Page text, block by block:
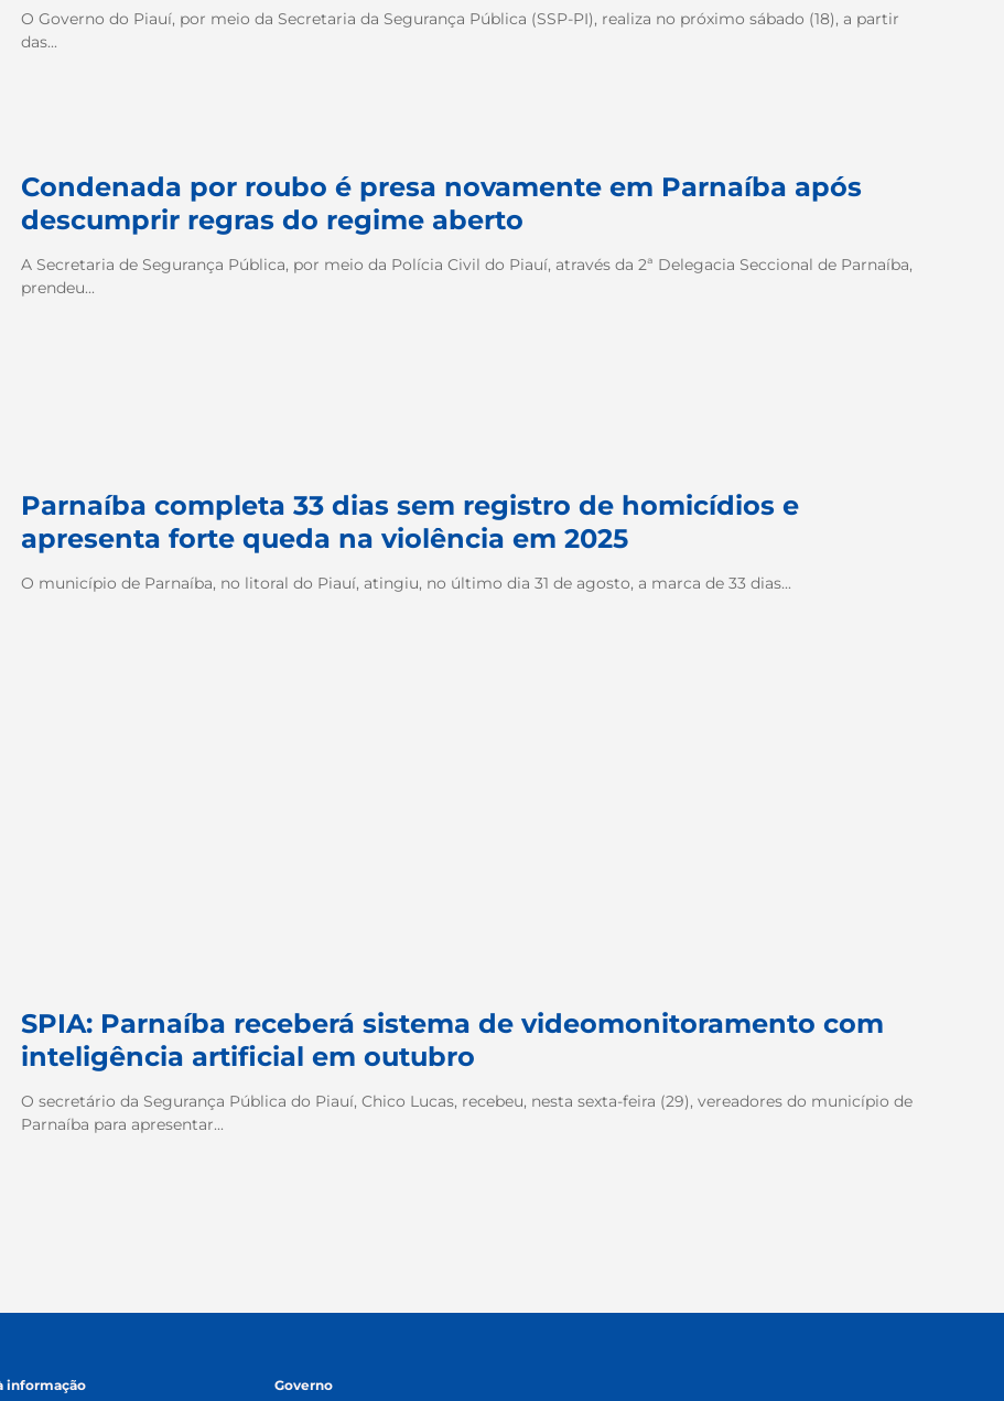
O Governo do Piauí, por meio da Secretaria da Segurança Pública (SSP-PI), realiza no próximo sábado (18), a partir
das...
Condenada por roubo é presa novamente em Parnaíba após
descumprir regras do regime aberto
A Secretaria de Segurança Pública, por meio da Polícia Civil do Piauí, através da 2ª Delegacia Seccional de Parnaíba,
prendeu...
Parnaíba completa 33 dias sem registro de homicídios e
apresenta forte queda na violência em 2025
O município de Parnaíba, no litoral do Piauí, atingiu, no último dia 31 de agosto, a marca de 33 dias...
SPIA: Parnaíba receberá sistema de videomonitoramento com
inteligência artificial em outubro
O secretário da Segurança Pública do Piauí, Chico Lucas, recebeu, nesta sexta-feira (29), vereadores do município de
Parnaíba para apresentar...
informação Governo